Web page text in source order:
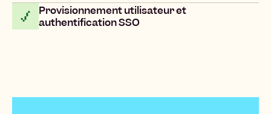
Provisionnement utilisateur et
authentification SSO